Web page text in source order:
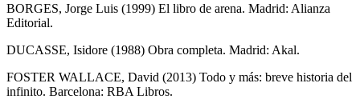
BORGES, Jorge Luis (1999) El libro de arena. Madrid: Alianza
Editorial.
DUCASSE, Isidore (1988) Obra completa. Madrid: Akal.
FOSTER WALLACE, David (2013) Todo y más: breve historia del
infinito. Barcelona: RBA Libros.